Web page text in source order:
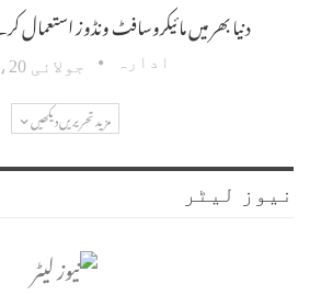
دنیا بھر میں مائیکروسافٹ ونڈوز
ادارہ جولائی 20، 2024
مزید تحریریں دیکھیں
نیوز لیٹر